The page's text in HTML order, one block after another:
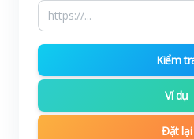
Kiểm
Ví dụ
Đặt lại